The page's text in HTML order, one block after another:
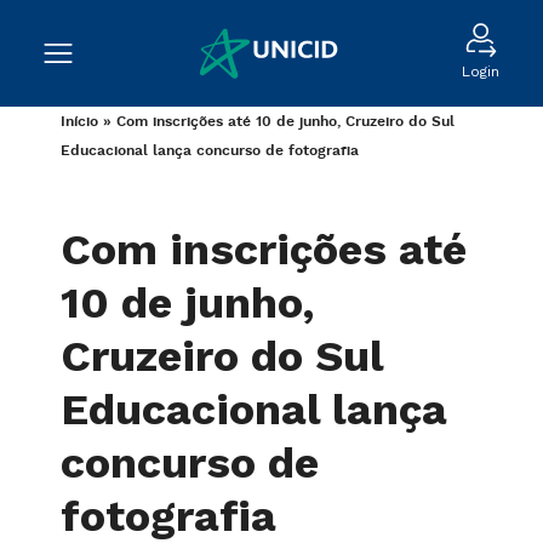
Login
Início » Com inscrições até 10 de junho, Cruzeiro do Sul
Educacional lança concurso de fotografia
Com inscrições até
10 de junho,
Cruzeiro do Sul
Educacional lança
concurso de
fotografia